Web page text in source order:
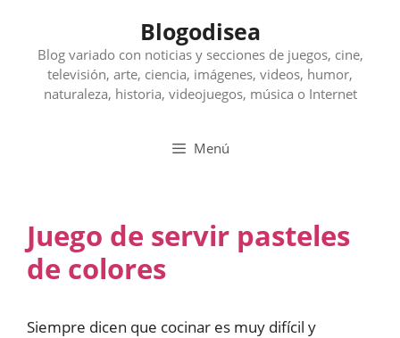
contenido
Blogodisea
Blog variado con noticias y secciones de juegos, cine,
televisión, arte, ciencia, imágenes, videos, humor,
naturaleza, historia, videojuegos, música o Internet
Menú
Juego de servir pasteles
de colores
Siempre dicen que cocinar es muy difícil y